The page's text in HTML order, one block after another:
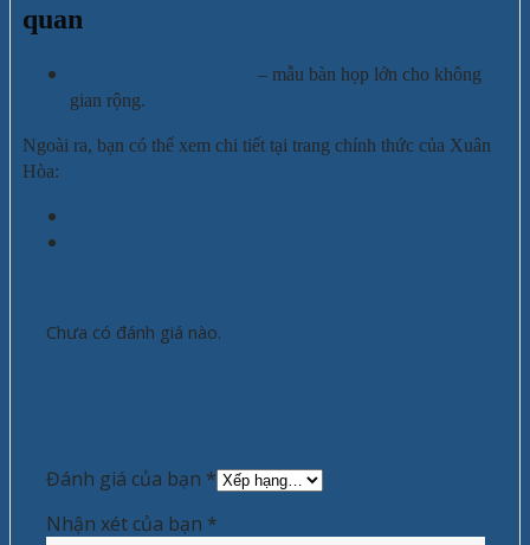
quan
– mẫu bàn họp lớn cho không
gian rộng.
Ngoài ra, bạn có thể xem chi tiết tại trang chính thức của Xuân
Hòa:
Chưa có đánh giá nào.
Đánh giá của bạn *
Nhận xét của bạn *